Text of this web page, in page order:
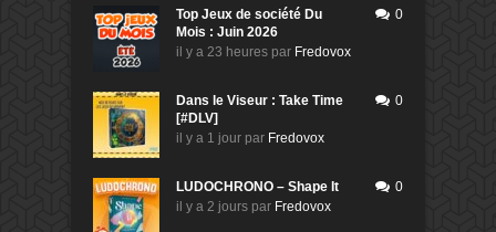
Top Jeux de société Du
Mois : Juin 2026
il y a 23 heures par Fredovox
0
Dans le Viseur : Take Time
[#DLV]
il y a 1 jour par Fredovox
0
LUDOCHRONO – Shape It
il y a 2 jours par Fredovox
0